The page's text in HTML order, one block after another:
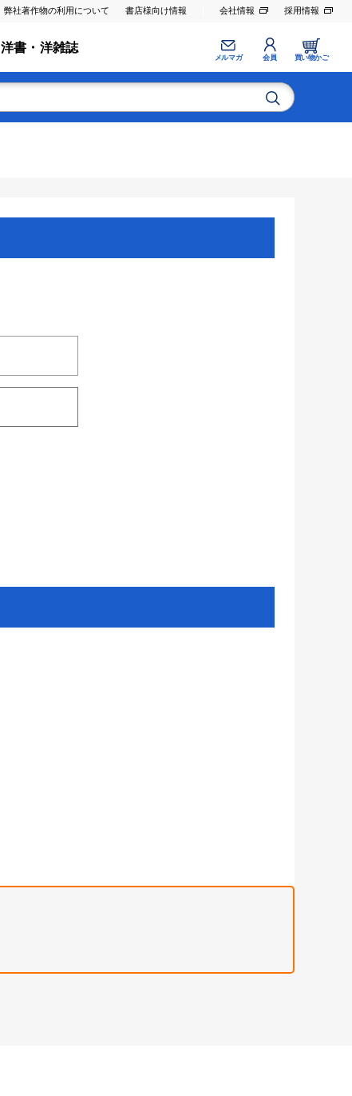
弊社著作物の利用について 書店様向け情報 会社情報 採用情報
洋書・洋雑誌
メルマガ 会員 買い物かご